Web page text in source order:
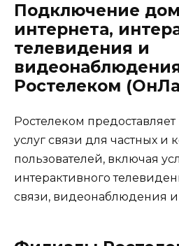
Подключение
интернета,
телевидения и
Ростелеком
Ростелеком
услуг связи для частных и
пользователей, включая
интерактивного
связи, видеонаблюдения